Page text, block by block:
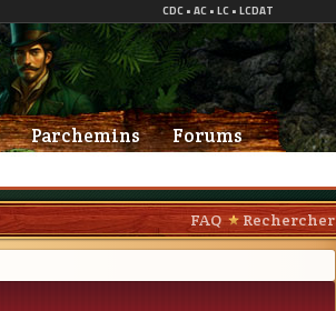
Parchemins Forums
FAQ Rechercher